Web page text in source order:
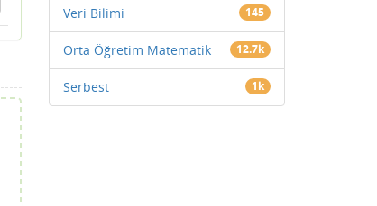
Veri Bilimi 145
Orta Öğretim Matematik 12.7k
Serbest 1k